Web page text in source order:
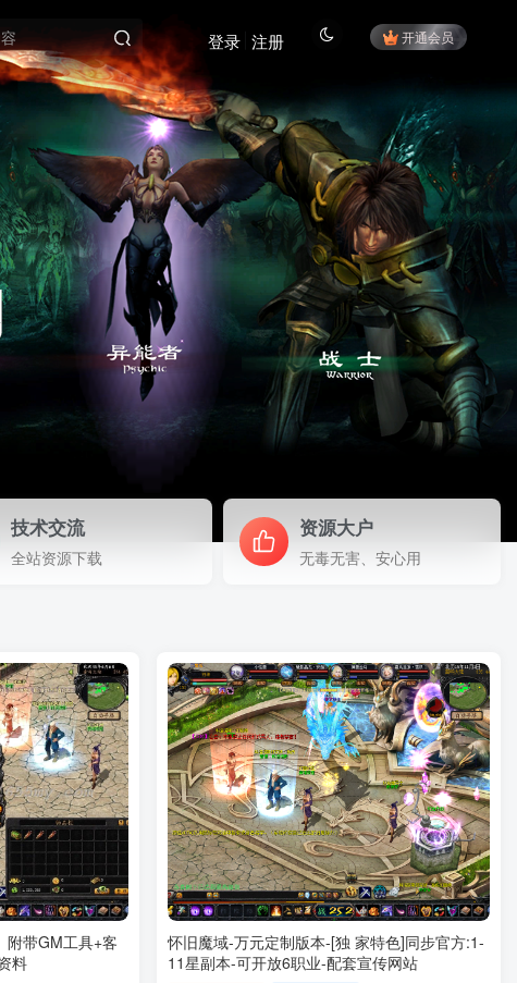
开通会员
登录 注册
技术交流
全站资源下载
资源大户
无毒无害、安心用
附带GM工具+客
料
怀旧魔域-万元定制版本-[独 家特色]同步官方:1-
11星副本-可开放6职业-配套宣传网站